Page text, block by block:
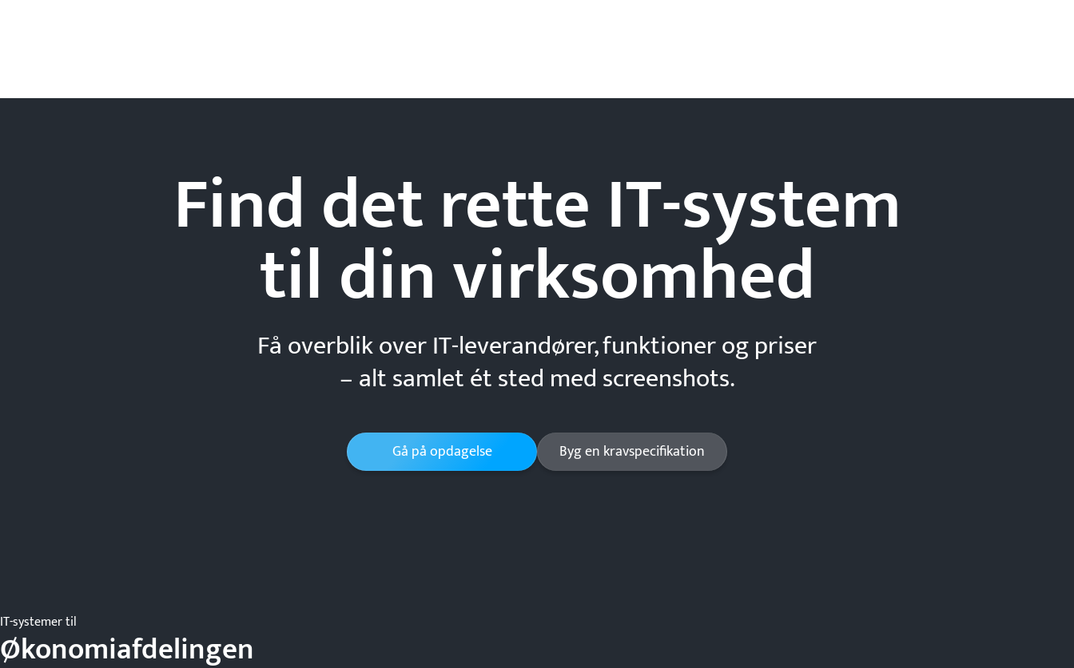
Find det rette IT-system
tildinvirksomhed
Få overblik over IT-leverandører, funktioner og priser
– alt samlet ét sted med screenshots.
Gå på opdagelse Byg en kravspecifikation
IT-systemer til
Økonomiafdelingen